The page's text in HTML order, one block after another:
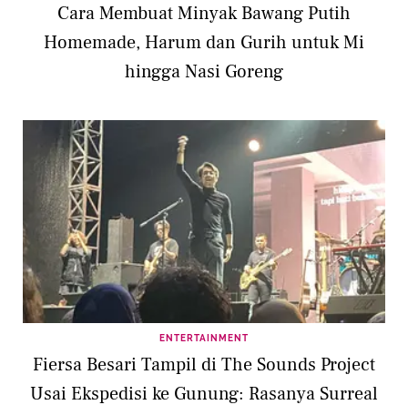
Cara Membuat Minyak Bawang Putih
Homemade, Harum dan Gurih untuk Mi
hingga Nasi Goreng
ENTERTAINMENT
Fiersa Besari Tampil di The Sounds Project
Usai Ekspedisi ke Gunung: Rasanya Surreal